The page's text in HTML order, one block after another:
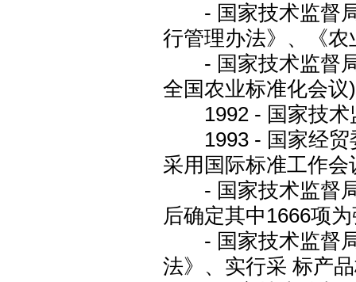
- 国家技术监督局
行管理办法》、《
- 国家技术监督局
全国农业标准化会议
1992 - 国家技术
1993 - 国家经贸
采用国际标准工作会
- 国家技术监督局
后确定其中1666项
- 国家技术监督局
法》、实行采 标产